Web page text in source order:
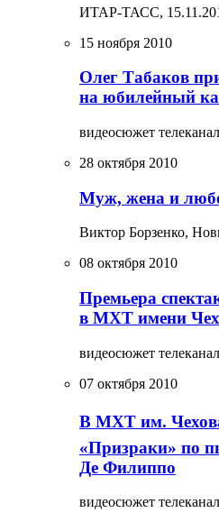
ИТАР-ТАСС,
15 ноября 2010
Олег Табаков
на юбилейный
видеосюжет
28 октября 2010
Муж, жена и
Виктор Борзенко,
08 октября 2010
Премьера
в МХТ имени
видеосюжет
07 октября 2010
В МХТ им. Чехова
«Призраки» по
Де Филиппо
видеосюжет